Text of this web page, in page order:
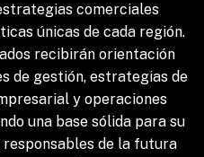
comerciales
únicas de cada región.
recibirán orientación
de gestión, estrategias de
y operaciones
una base sólida para su
de la futura